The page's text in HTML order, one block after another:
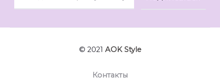
© 2021 AOK Style
Контакты